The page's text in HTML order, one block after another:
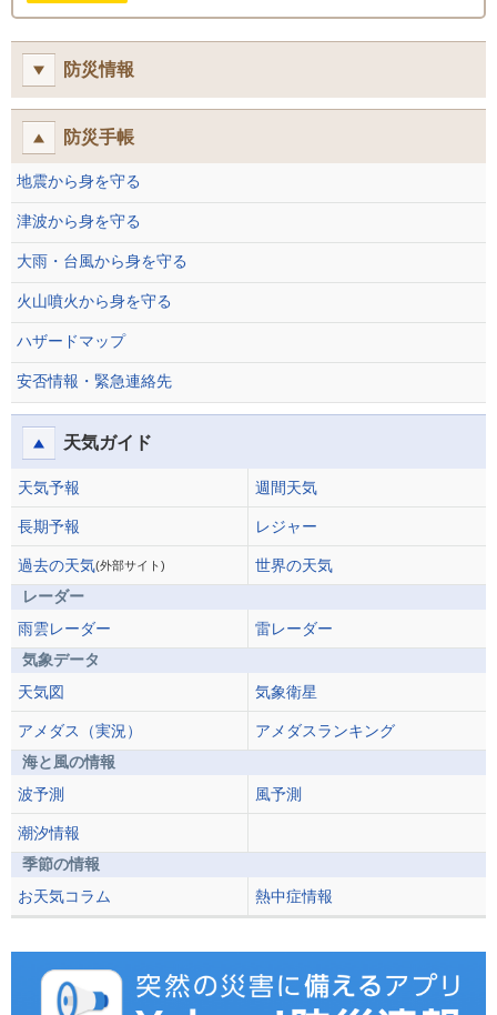
防災情報
防災手帳
地震から身を守る
津波から身を守る
大雨・台風から身を守る
火山噴火から身を守る
ハザードマップ
安否情報・緊急連絡先
天気ガイド
天気予報 週間天気
長期予報 レジャー
過去の天気(外部サイト)
世界の天気
レーダー
雨雲レーダー
雷レーダー
気象データ
天気図
気象衛星
アメダス（実況）
アメダスランキング
海と風の情報
波予測
風予測
潮汐情報
季節の情報
お天気コラム
熱中症情報